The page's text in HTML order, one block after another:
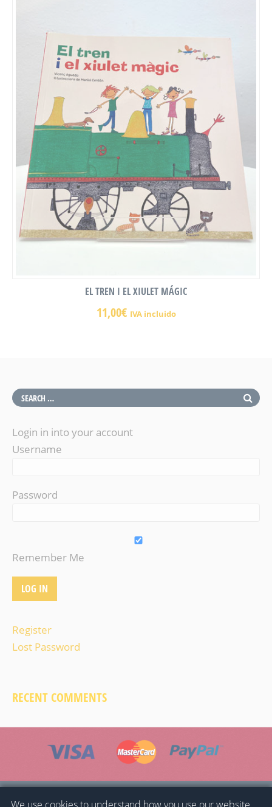
EL TREN I EL XIULET MÁGIC
11,00€ IVA incluido
Login in into your account
Username
Password
Remember Me
Register
Lost Password
RECENT COMMENTS
HOME GENERAL CONDITIONS PRIVACY POLICY